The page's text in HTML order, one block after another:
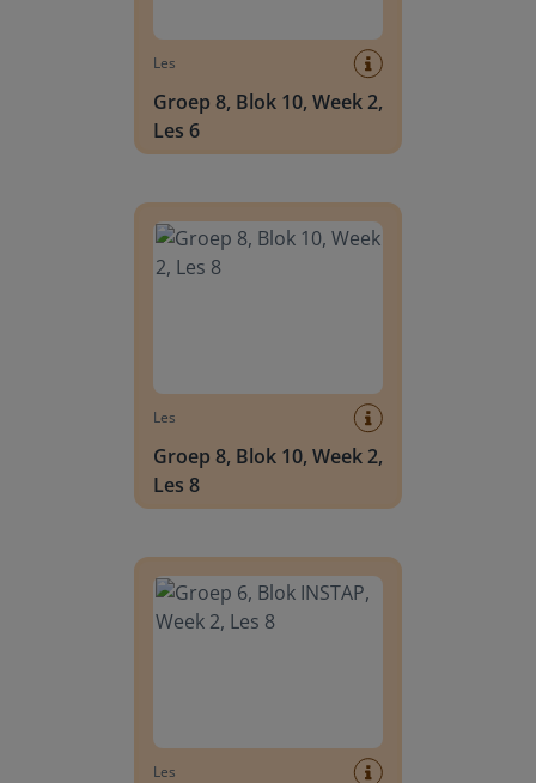
Les
Groep 8, Blok 10, Week 2,
Les 6
Les
Groep 8, Blok 10, Week 2,
Les 8
Les